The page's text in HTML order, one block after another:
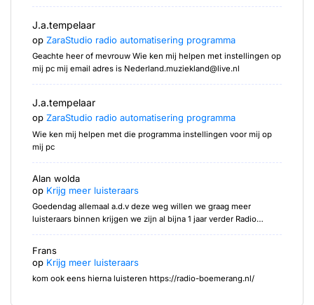
J.a.tempelaar
op ZaraStudio radio automatisering programma
Geachte heer of mevrouw Wie ken mij helpen met instellingen op
mij pc mij email adres is Nederland.muziekland@live.nl
J.a.tempelaar
op ZaraStudio radio automatisering programma
Wie ken mij helpen met die programma instellingen voor mij op
mij pc
Alan wolda
op Krijg meer luisteraars
Goedendag allemaal a.d.v deze weg willen we graag meer
luisteraars binnen krijgen we zijn al bijna 1 jaar verder Radio…
Frans
op Krijg meer luisteraars
kom ook eens hierna luisteren https://radio-boemerang.nl/